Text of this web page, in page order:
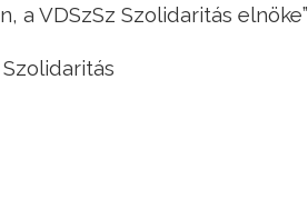
a VDSzSz Szolidaritás elnöke”
Szolidaritás